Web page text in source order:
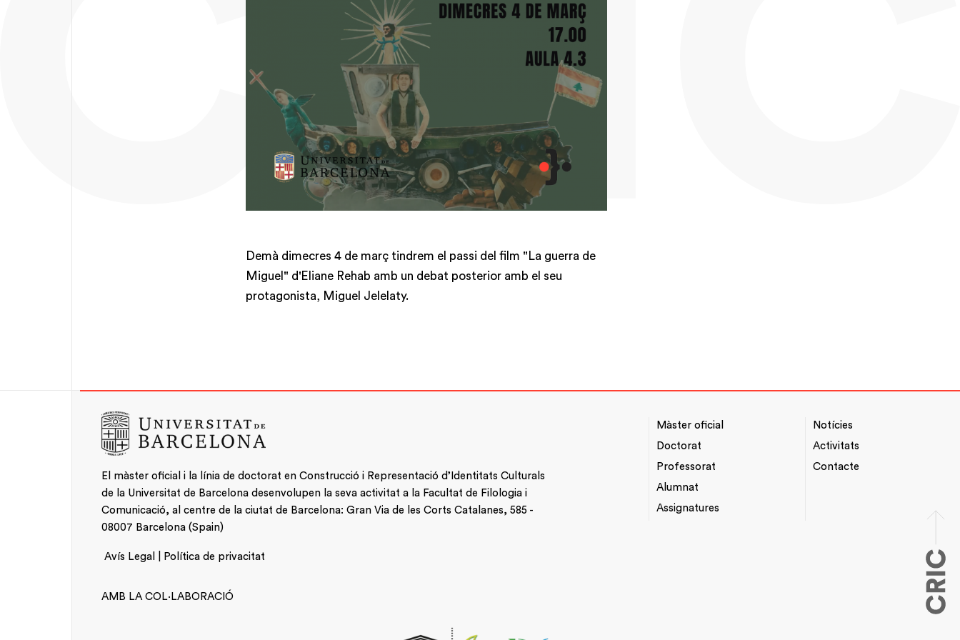
Demà dimecres 4 de març tindrem el passi del film "La guerra de
Miguel" d'Eliane Rehab amb un debat posterior amb el seu
protagonista, Miguel Jelelaty.
El màster oficial i la línia de doctorat en Construcció i Representació d’Identitats Culturals
de la Universitat de Barcelona desenvolupen la seva activitat a la Facultat de Filologia i
Comunicació, al centre de la ciutat de Barcelona: Gran Via de les Corts Catalanes, 585 -
08007 Barcelona (Spain)
Avís Legal | Política de privacitat
NAVEGACIÓ
PRINCIPAL
Màster oficial
Doctorat
Professorat
Alumnat
Assignatures
*TOP
MENU
Notícies
Activitats
Contacte
AMB LA COL·LABORACIÓ